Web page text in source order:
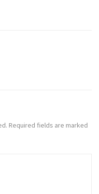
Required fields are marked